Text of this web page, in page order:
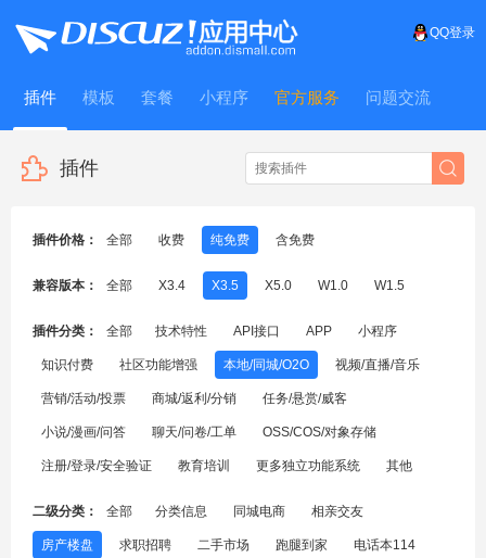
QQ登录
插件 模板 套餐 小程序 官方服务 问题交流
WitFrame
插件
插件价格： 全部 收费 纯免费 含免费
兼容版本： 全部 X3.4 X3.5 X5.0 W1.0 W1.5
插件分类： 全部 技术特性 API接口 APP 小程序
知识付费 社区功能增强 本地/同城/O2O 视频/直播/音乐
营销/活动/投票 商城/返利/分销 任务/悬赏/威客
小说/漫画/问答 聊天/问卷/工单 OSS/COS/对象存储
注册/登录/安全验证 教育培训 更多独立功能系统 其他
二级分类： 全部 分类信息 同城电商 相亲交友
房产楼盘 求职招聘 二手市场 跑腿到家 电话本114